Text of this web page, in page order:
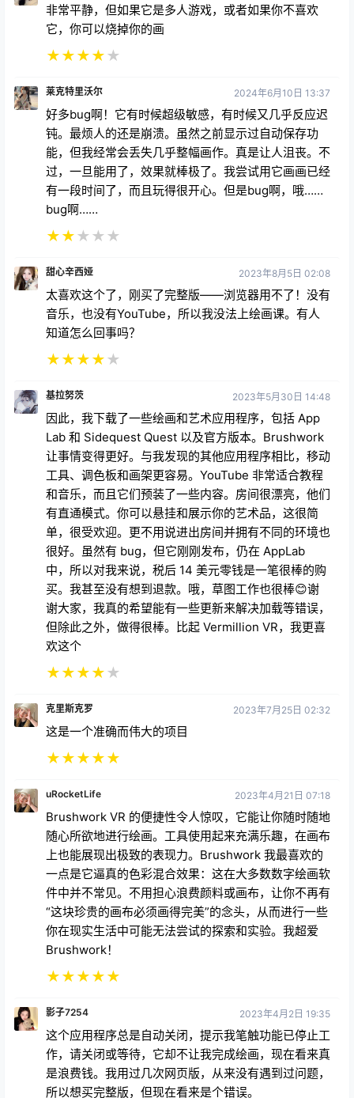
★★★★ ★
莱克特里沃尔
钝。最烦人的还是崩溃。虽然之前显示过自动保存功
能，但我经常会丢失几乎整幅画作。真是让人沮丧。不
过，一旦能用了，效果就棒极了。我尝试用它画画已经
有一段时间了，而且玩得很开心。但是bug啊，哦……
bug啊……
★ ★★★ ★
甜心辛西娅
音乐，也没有YouTube，所以我没法上绘画课。有人
知道怎么回事吗？
★★ ★★★
基拉努茨
Lab 和 Sidequest Quest 以及官方版本。Brushwork
让事情变得更好。与我发现的其他应用程序相比，移动
工具、调色板和画架更容易。YouTube 非常适合教程
和音乐，而且它们预装了一些内容。房间很漂亮，他们
有直通模式。你可以悬挂和展示你的艺术品，这很简
单，很受欢迎。更不用说进出房间并拥有不同的环境也
很好。虽然有 bug，但它刚刚发布，仍在 AppLab
中，所以对我来说，税后 14 美元零钱是一笔很棒的购
买。我甚至没有想到退款。哦，草图工作也很棒😊谢
谢大家，我真的希望能有一些更新来解决加载等错误，
但除此之外，做得很棒。比起 Vermillion VR，我更喜
欢这个
★★★★★
克里斯克罗
uRocketLife
随心所欲地进行绘画。工具使用起来充满乐趣，在画布
上也能展现出极致的表现力。Brushwork 我最喜欢的
一点是它逼真的色彩混合效果：这在大多数数字绘画软
件中并不常见。不用担心浪费颜料或画布，让你不再有
“这块珍贵的画布必须画得完美”的念头，从而进行一些
你在现实生活中可能无法尝试的探索和实验。我超爱
Brushwork！
★★★★★
影子7254
作，请关闭或等待，它却不让我完成绘画，现在看来真
是浪费钱。我用过几次网页版，从来没有遇到过问题，
所以想买完整版，但现在看来是个错误。
★★★★★